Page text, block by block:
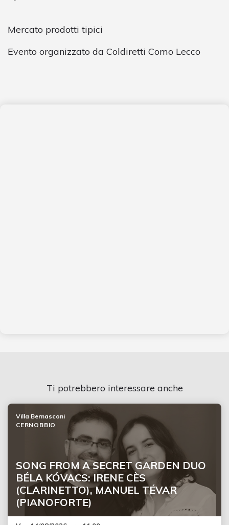
Mercato prodotti tipici
Evento organizzato da Coldiretti Como Lecco
Ti potrebbero interessare anche
SONG FROM A SECRET GARDEN DUO
BÉLA KÓVACS: IRENE CÈS
(CLARINETTO), MANUEL TÉVAR
(PIANOFORTE)
Villa Bernasconi
CERNOBBIO